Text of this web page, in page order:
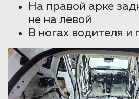
На правой арке
не на левой
В ногах водителя и